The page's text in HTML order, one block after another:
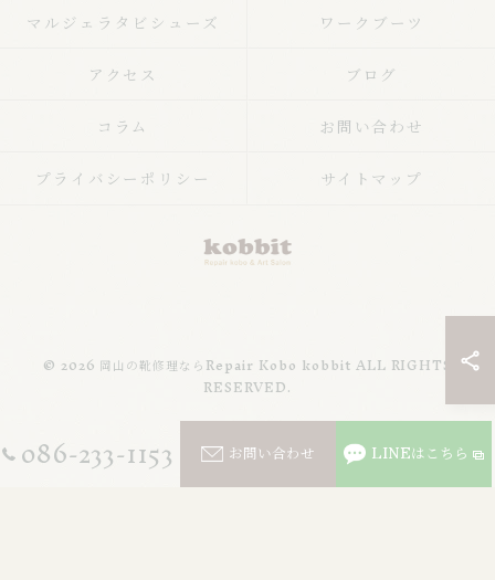
086-233-1153 お問い合わせ LINEはこちら
マルジェラタビシューズ
ワークブーツ
アクセス
ブログ
コラム
お問い合わせ
プライバシーポリシー
サイトマップ
© 2026 岡山の靴修理ならRepair Kobo kobbit ALL RIGHTS
RESERVED.